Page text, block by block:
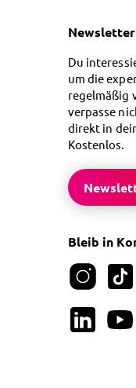
Newsletter
Du
um die
regelmäßig
verpasse
direkt in
Kostenlos.
Bleib in